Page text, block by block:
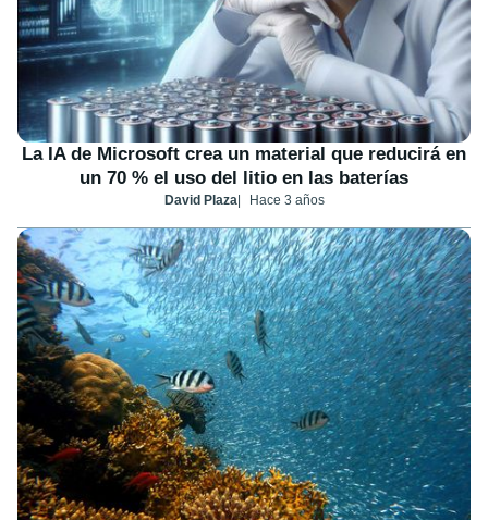
La IA de Microsoft crea un material que reducirá en
un 70 % el uso del litio en las baterías
David Plaza Hace 3 años